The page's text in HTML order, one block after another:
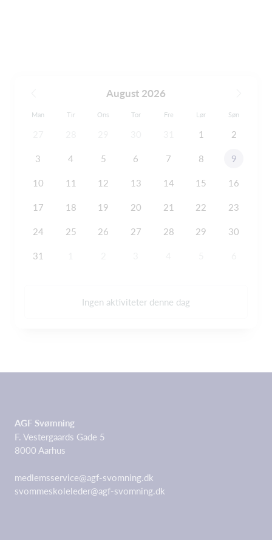
August 2026
Man Tir Ons Tor Fre Lør Søn
1 2
3 4 5 6 7 8 9
10 11 12 13 14 15 16
17 18 19 20 21 22 23
24 25 26 27 28 29 30
31
Ingen aktiviteter denne dag
AGF Svømning
F. Vestergaards Gade 5
8000 Aarhus
medlemsservice@agf-svomning.dk
svommeskoleleder@agf-svomning.dk